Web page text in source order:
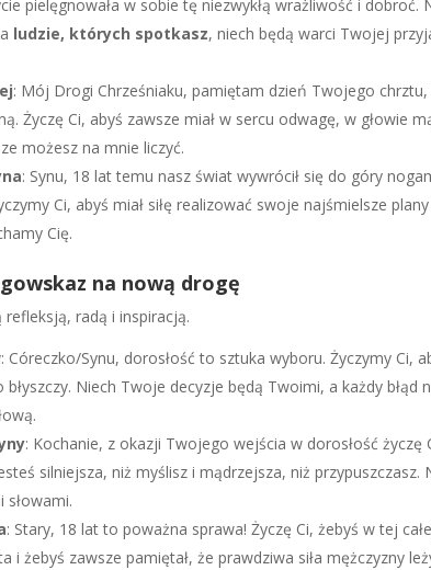
pielęgnowała w sobie tę niezwykłą wrażliwość i dobroć.
ludzie, których spotkasz, niech będą warci Twojej
: Mój Drogi Chrześniaku, pamiętam dzień Twojego chrztu,
Życzę Ci, abyś zawsze miał w sercu odwagę, w głowie
możesz na mnie liczyć.
: Synu, 18 lat temu nasz świat wywrócił się do góry
Ci, abyś miał siłę realizować swoje najśmielsze
Cię.
na nową drogę
radą i inspiracją.
: Córeczko/Synu, dorosłość to sztuka wyboru. Życzymy Ci,
Niech Twoje decyzje będą Twoimi, a każdy błąd
: Kochanie, z okazji Twojego wejścia w dorosłość życzę
silniejsza, niż myślisz i mądrzejsza, niż przypuszczasz.
słowami.
: Stary, 18 lat to poważna sprawa! Życzę Ci, żebyś w tej
i żebyś zawsze pamiętał, że prawdziwa siła mężczyzny